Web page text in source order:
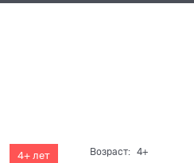
4+ лет Возраст: 4+